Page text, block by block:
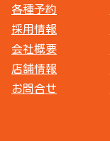
各種予約
採用情報
会社概要
店舗情報
お問合せ